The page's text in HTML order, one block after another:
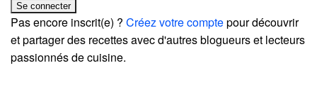
Pas encore inscrit(e) ? Créez votre comptepour découvrir
et partager des recettes avec d'autres blogueurs et lecteurs
passionnés de cuisine.